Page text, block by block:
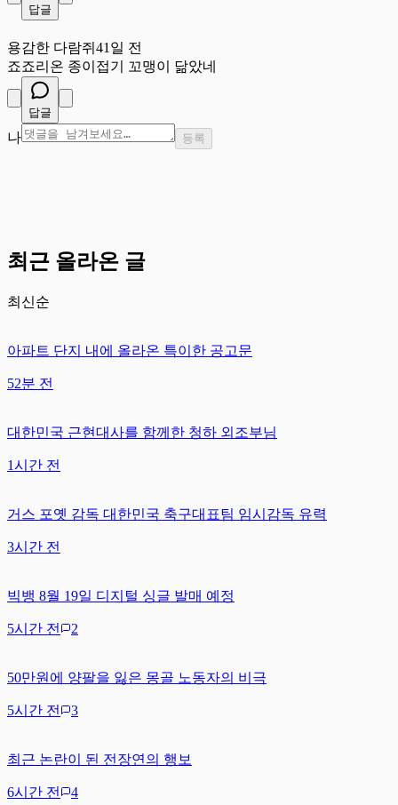
답글
용감한 다람쥐 41일 전
죠죠리온 종이접기 꼬맹이 닮았네
답글
나 등록
최근 올라온 글
최신순
아파트 단지 내에 올라온 특이한 공고문
52분 전
대한민국 근현대사를 함께한 청하 외조부님
1시간 전
거스 포옛 감독 대한민국 축구대표팀 임시감독 유력
3시간 전
빅뱅 8월 19일 디지털 싱글 발매 예정
5시간 전 2
50만원에 양팔을 잃은 몽골 노동자의 비극
5시간 전 3
최근 논란이 된 전장연의 행보
6시간 전 4